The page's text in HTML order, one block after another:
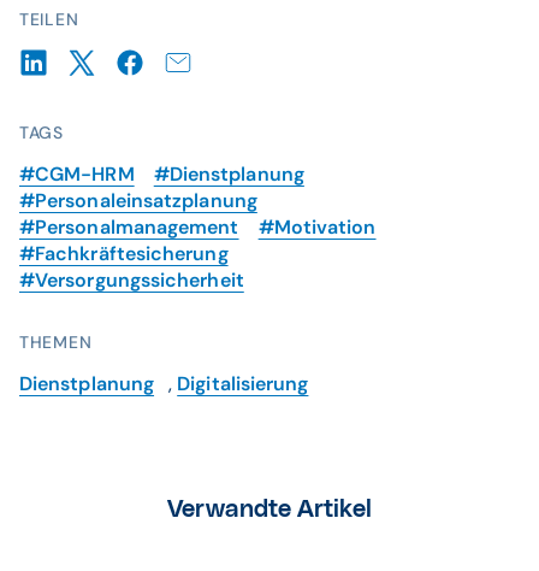
TEILEN
TAGS
#CGM-HRM
#Dienstplanung
#Personaleinsatzplanung
#Personalmanagement
#Motivation
#Fachkräftesicherung
#Versorgungssicherheit
THEMEN
Dienstplanung , Digitalisierung
Verwandte Artikel